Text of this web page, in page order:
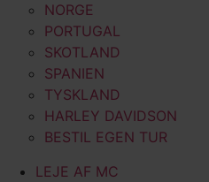
NORGE
PORTUGAL
SKOTLAND
SPANIEN
TYSKLAND
HARLEY DAVIDSON
BESTIL EGEN TUR
LEJE AF MC